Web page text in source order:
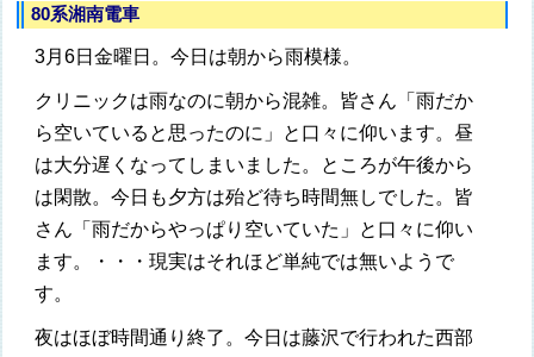
80系湘南電車
3月6日金曜日。今日は朝から雨模様。
クリニックは雨なのに朝から混雑。皆さん「雨だか
ら空いていると思ったのに」と口々に仰います。昼
は大分遅くなってしまいました。ところが午後から
は閑散。今日も夕方は殆ど待ち時間無しでした。皆
さん「雨だからやっぱり空いていた」と口々に仰い
ます。・・・現実はそれほど単純では無いようで
す。
夜はほぼ時間通り終了。今日は藤沢で行われた西部